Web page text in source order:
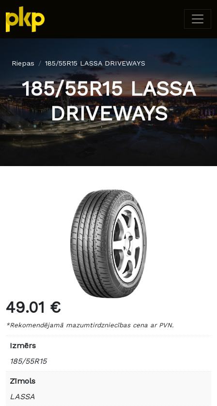
Riepas 185/55R15 LASSA DRIVEWAYS
185/55R15 LASSA
DRIVEWAYS
49.01 €
*Rekomendējamā mazumtirdzniecības cena ar PVN.
Izmērs
185/55R15
Zīmols
LASSA